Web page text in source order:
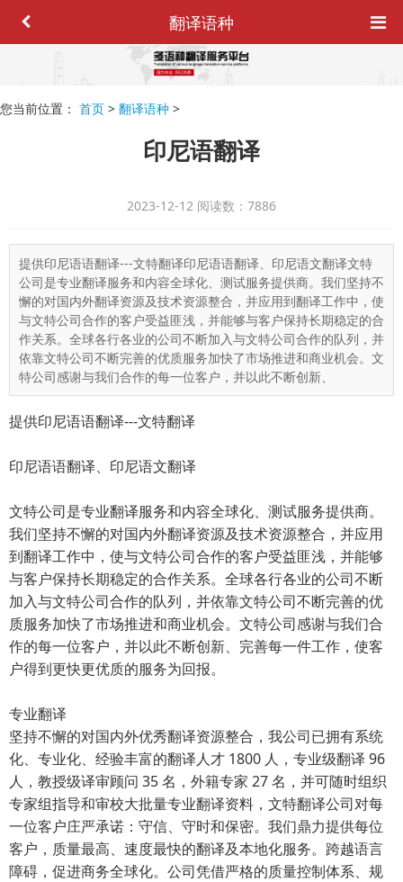
翻译语种
您当前位置： 首页 > 翻译语种 >
印尼语翻译
2023-12-12 阅读数：7886
提供印尼语语翻译---文特翻译印尼语语翻译、印尼语文翻译文特
公司是专业翻译服务和内容全球化、测试服务提供商。我们坚持不
懈的对国内外翻译资源及技术资源整合，并应用到翻译工作中，使
与文特公司合作的客户受益匪浅，并能够与客户保持长期稳定的合
作关系。全球各行各业的公司不断加入与文特公司合作的队列，并
依靠文特公司不断完善的优质服务加快了市场推进和商业机会。文
特公司感谢与我们合作的每一位客户，并以此不断创新、
提供印尼语语翻译---文特翻译
印尼语语翻译、印尼语文翻译
文特公司是专业翻译服务和内容全球化、测试服务提供商。
我们坚持不懈的对国内外翻译资源及技术资源整合，并应用
到翻译工作中，使与文特公司合作的客户受益匪浅，并能够
与客户保持长期稳定的合作关系。全球各行各业的公司不断
加入与文特公司合作的队列，并依靠文特公司不断完善的优
质服务加快了市场推进和商业机会。文特公司感谢与我们合
作的每一位客户，并以此不断创新、完善每一件工作，使客
户得到更快更优质的服务为回报。
专业翻译
坚持不懈的对国内外优秀翻译资源整合，我公司已拥有系统
化、专业化、经验丰富的翻译人才 1800 人，专业级翻译 96
人，教授级译审顾问 35 名，外籍专家 27 名，并可随时组织
专家组指导和审校大批量专业翻译资料，文特翻译公司对每
一位客户庄严承诺：守信、守时和保密。我们鼎力提供每位
客户，质量最高、速度最快的翻译及本地化服务。跨越语言
障碍，促进商务全球化。公司凭借严格的质量控制体系、规